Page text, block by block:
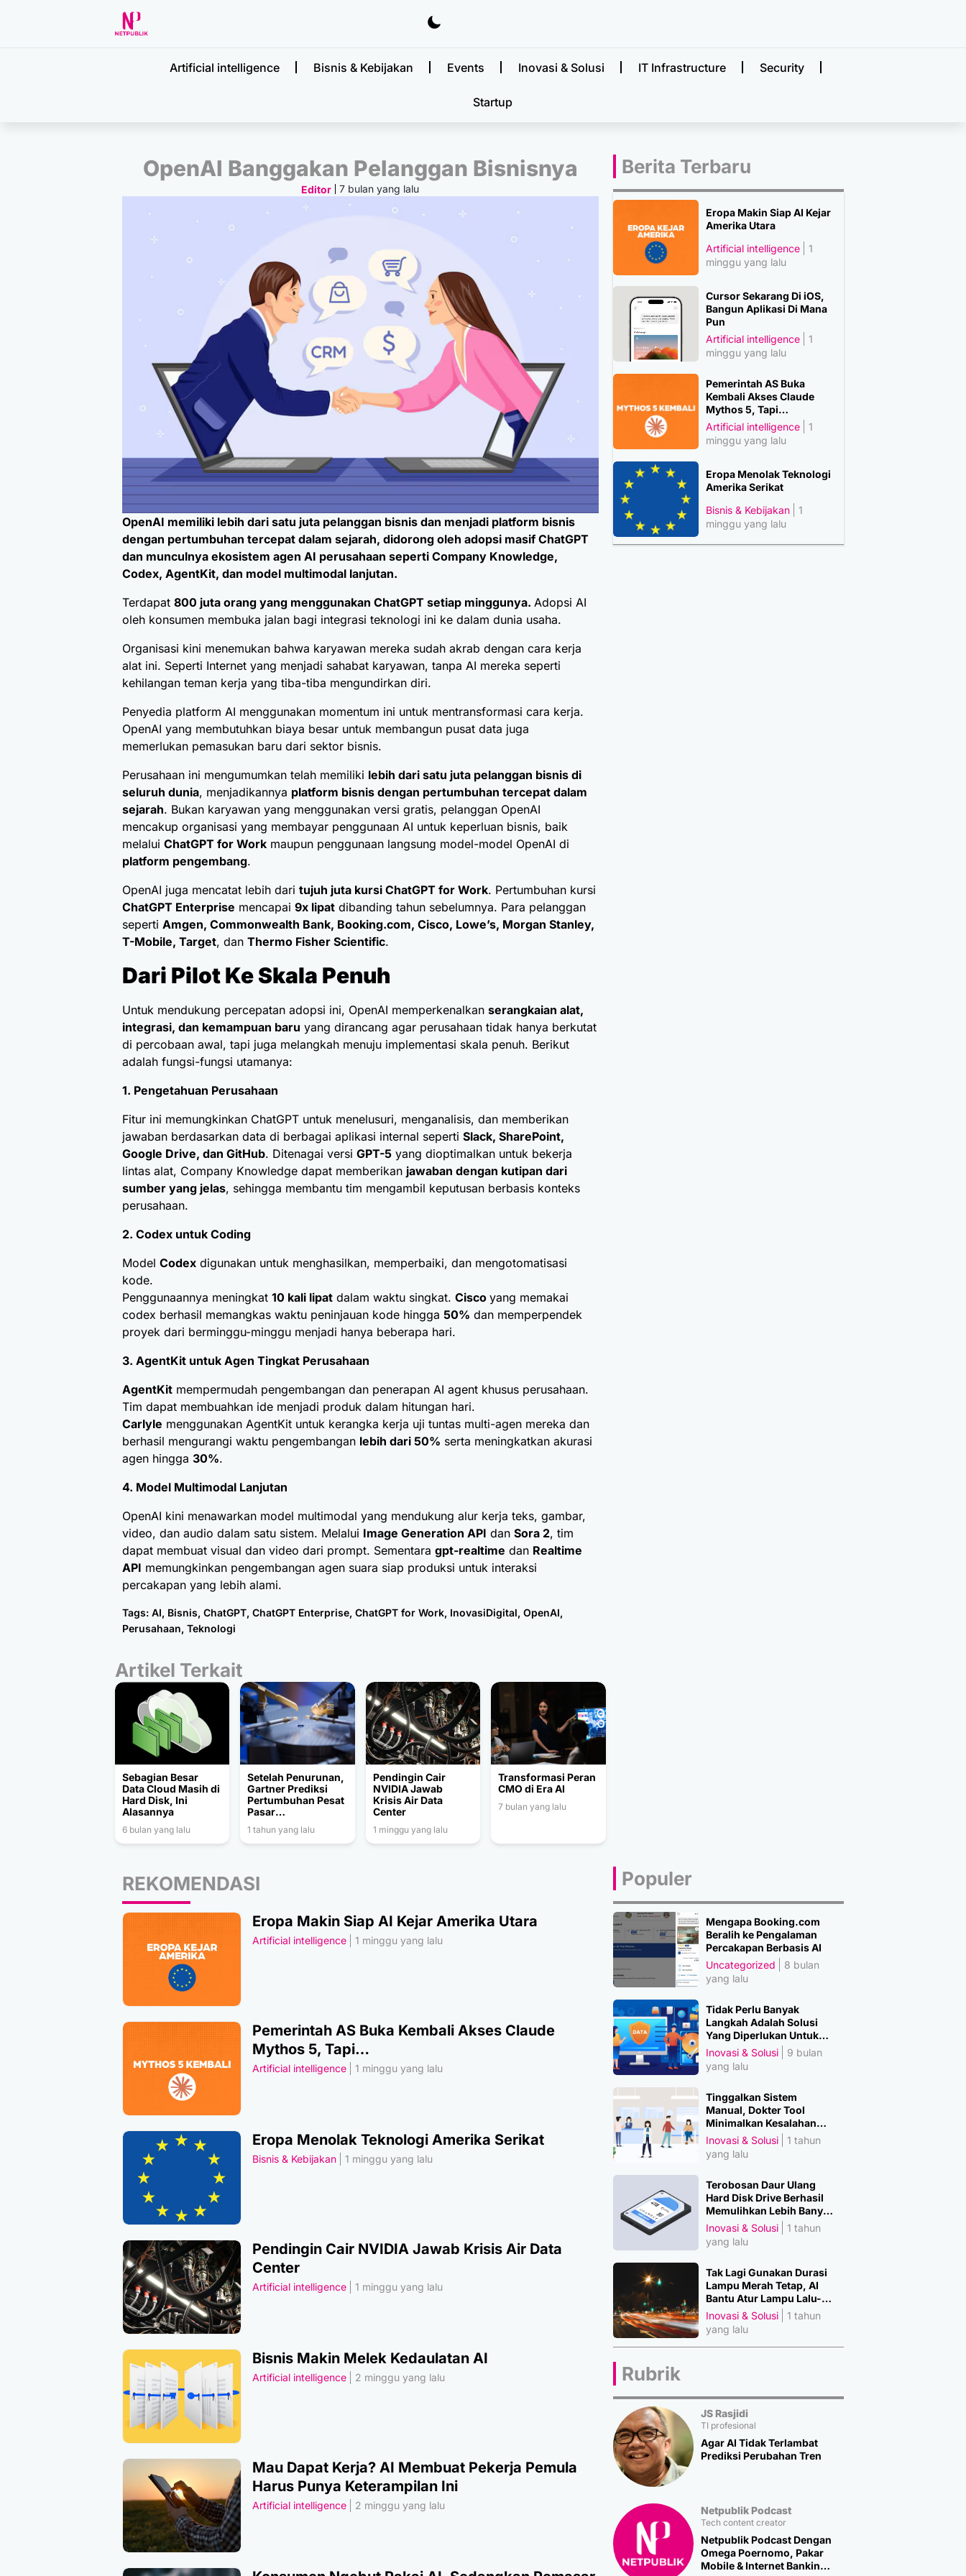
Artificial intelligence Bisnis & Kebijakan Events Inovasi & Solusi IT Infrastructure Security
Startup
OpenAI Banggakan Pelanggan Bisnisnya
Editor 7 bulan yang lalu
OpenAI memiliki lebih dari satu juta pelanggan bisnis dan menjadi platform bisnis
dengan pertumbuhan tercepat dalam sejarah, didorong oleh adopsi masif ChatGPT
dan munculnya ekosistem agen AI perusahaan seperti Company Knowledge,
Codex, AgentKit, dan model multimodal lanjutan.
Terdapat 800 juta orang yang menggunakan ChatGPT setiap minggunya. Adopsi AI
oleh konsumen membuka jalan bagi integrasi teknologi ini ke dalam dunia usaha.
Organisasi kini menemukan bahwa karyawan mereka sudah akrab dengan cara kerja
alat ini. Seperti Internet yang menjadi sahabat karyawan, tanpa AI mereka seperti
kehilangan teman kerja yang tiba-tiba mengundirkan diri.
Penyedia platform AI menggunakan momentum ini untuk mentransformasi cara kerja.
OpenAI yang membutuhkan biaya besar untuk membangun pusat data juga
memerlukan pemasukan baru dari sektor bisnis.
Perusahaan ini mengumumkan telah memiliki lebih dari satu juta pelanggan bisnis di
seluruh dunia, menjadikannya platform bisnis dengan pertumbuhan tercepat dalam
sejarah. Bukan karyawan yang menggunakan versi gratis, pelanggan OpenAI
mencakup organisasi yang membayar penggunaan AI untuk keperluan bisnis, baik
melalui ChatGPT for Work maupun penggunaan langsung model-model OpenAI di
platform pengembang.
OpenAI juga mencatat lebih dari tujuh juta kursi ChatGPT for Work. Pertumbuhan kursi
ChatGPT Enterprise mencapai 9x lipat dibanding tahun sebelumnya. Para pelanggan
seperti Amgen, Commonwealth Bank, Booking.com, Cisco, Lowe’s, Morgan Stanley,
T-Mobile, Target, dan Thermo Fisher Scientific.
Dari Pilot Ke Skala Penuh
Untuk mendukung percepatan adopsi ini, OpenAI memperkenalkan serangkaian alat,
integrasi, dan kemampuan baru yang dirancang agar perusahaan tidak hanya berkutat
di percobaan awal, tapi juga melangkah menuju implementasi skala penuh. Berikut
adalah fungsi-fungsi utamanya:
1. Pengetahuan Perusahaan
Fitur ini memungkinkan ChatGPT untuk menelusuri, menganalisis, dan memberikan
jawaban berdasarkan data di berbagai aplikasi internal seperti Slack, SharePoint,
Google Drive, dan GitHub. Ditenagai versi GPT-5 yang dioptimalkan untuk bekerja
lintas alat, Company Knowledge dapat memberikan jawaban dengan kutipan dari
sumber yang jelas, sehingga membantu tim mengambil keputusan berbasis konteks
perusahaan.
2. Codex untuk Coding
Model Codex digunakan untuk menghasilkan, memperbaiki, dan mengotomatisasi
kode.
Penggunaannya meningkat 10 kali lipat dalam waktu singkat. Cisco yang memakai
codex berhasil memangkas waktu peninjauan kode hingga 50% dan memperpendek
proyek dari berminggu-minggu menjadi hanya beberapa hari.
3. AgentKit untuk Agen Tingkat Perusahaan
AgentKit mempermudah pengembangan dan penerapan AI agent khusus perusahaan.
Tim dapat membuahkan ide menjadi produk dalam hitungan hari.
Carlyle menggunakan AgentKit untuk kerangka kerja uji tuntas multi-agen mereka dan
berhasil mengurangi waktu pengembangan lebih dari 50% serta meningkatkan akurasi
agen hingga 30%.
4. Model Multimodal Lanjutan
OpenAI kini menawarkan model multimodal yang mendukung alur kerja teks, gambar,
video, dan audio dalam satu sistem. Melalui Image Generation API dan Sora 2, tim
dapat membuat visual dan video dari prompt. Sementara gpt-realtime dan Realtime
API memungkinkan pengembangan agen suara siap produksi untuk interaksi
percakapan yang lebih alami.
Tags: AI, Bisnis, ChatGPT, ChatGPT Enterprise, ChatGPT for Work, InovasiDigital, OpenAI,
Perusahaan, Teknologi
Berita Terbaru
Eropa Makin Siap AI Kejar
Amerika Utara
Artificial intelligence
1
minggu yang lalu
Cursor Sekarang Di iOS,
Bangun Aplikasi Di Mana
Pun
Artificial intelligence
1
minggu yang lalu
Pemerintah AS Buka
Kembali Akses Claude
Mythos 5, Tapi…
Artificial intelligence
1
minggu yang lalu
Eropa Menolak Teknologi
Amerika Serikat
Bisnis & Kebijakan
1
minggu yang lalu
Artikel Terkait
Sebagian Besar
Data Cloud Masih di
Hard Disk, Ini
Alasannya
6 bulan yang lalu
Setelah Penurunan,
Gartner Prediksi
Pertumbuhan Pesat
Pasar
Global pada 2025
1 tahun yang lalu
Pendingin Cair
NVIDIA Jawab
Krisis Air Data
Center
1 minggu yang lalu
Transformasi Peran
CMO di Era AI
7 bulan yang lalu
REKOMENDASI
Eropa Makin Siap AI Kejar Amerika Utara
Artificial intelligence 1 minggu yang lalu
Pemerintah AS Buka Kembali Akses Claude
Mythos 5, Tapi…
Artificial intelligence 1 minggu yang lalu
Eropa Menolak Teknologi Amerika Serikat
Bisnis & Kebijakan 1 minggu yang lalu
Pendingin Cair NVIDIA Jawab Krisis Air Data
Center
Artificial intelligence 1 minggu yang lalu
Bisnis Makin Melek Kedaulatan AI
Artificial intelligence 2 minggu yang lalu
Mau Dapat Kerja? AI Membuat Pekerja Pemula
Harus Punya Keterampilan Ini
Artificial intelligence 2 minggu yang lalu
Populer
Mengapa Booking.com
Beralih ke Pengalaman
Percakapan Berbasis AI
Uncategorized
8 bulan
yang lalu
Tidak Perlu Banyak
Langkah Adalah Solusi
Yang Diperlukan Untuk
Amankan Data
Inovasi & Solusi
9 bulan
yang lalu
Tinggalkan Sistem
Manual, Dokter Tool
Minimalkan Kesalahan
Manusia
Inovasi & Solusi
1 tahun
yang lalu
Terobosan Daur Ulang
Hard Disk Drive Berhasil
Memulihkan Lebih Banyak
Material Penting
Inovasi & Solusi
1 tahun
yang lalu
Tak Lagi Gunakan Durasi
Lampu Merah Tetap, AI
Bantu Atur Lampu Lalu-
Lintas
Inovasi & Solusi
1 tahun
yang lalu
Rubrik
JS Rasjidi
TI profesional
Agar AI Tidak Terlambat
Prediksi Perubahan Tren
Netpublik Podcast
Tech content creator
Netpublik Podcast Dengan
Omega Poernomo, Pakar
Mobile & Internet Banking